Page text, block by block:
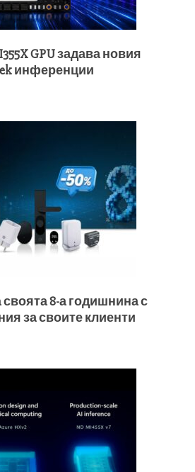
GPU задава новия
инференции
своята 8-а годишнина с
за своите клиенти